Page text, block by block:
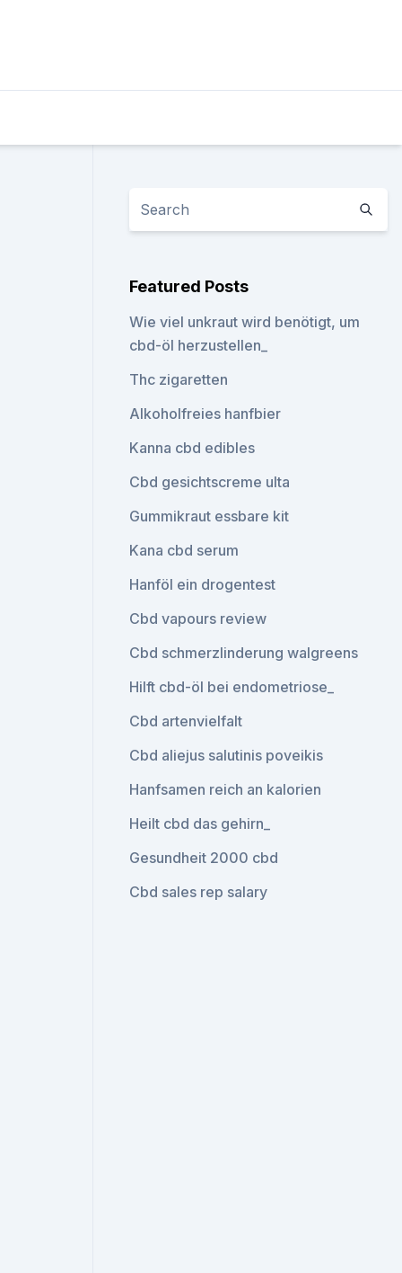
Featured Posts
Wie viel unkraut wird benötigt, um
cbd-öl herzustellen_
Thc zigaretten
Alkoholfreies hanfbier
Kanna cbd edibles
Cbd gesichtscreme ulta
Gummikraut essbare kit
Kana cbd serum
Hanföl ein drogentest
Cbd vapours review
Cbd schmerzlinderung walgreens
Hilft cbd-öl bei endometriose_
Cbd artenvielfalt
Cbd aliejus salutinis poveikis
Hanfsamen reich an kalorien
Heilt cbd das gehirn_
Gesundheit 2000 cbd
Cbd sales rep salary